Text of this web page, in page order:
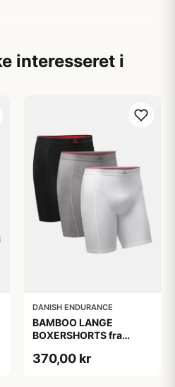
interesseret i
DANISH ENDURANCE
BAMBOO LANGE
BOXERSHORTS fra
Sort/Rød | Grå | Hvid 3-
370,00 kr